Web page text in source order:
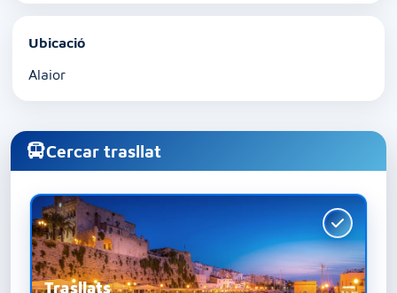
Ubicació
Alaior
Cercar trasllat
Trasllats